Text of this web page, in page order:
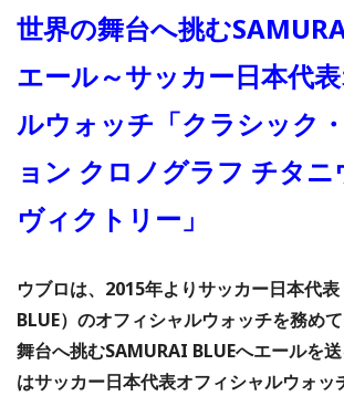
世界の舞台へ挑む
エール～サッカー日本代
ルウォッチ「クラシック
ョン クロノグラフ チタニ
ヴィクトリー」
ウブロは、2015年よりサッカー日本代
BLUE）のオフィシャルウォッチを務め
舞台へ挑むSAMURAI BLUEへエールを
はサッカー日本代表オフィシャルウォッ